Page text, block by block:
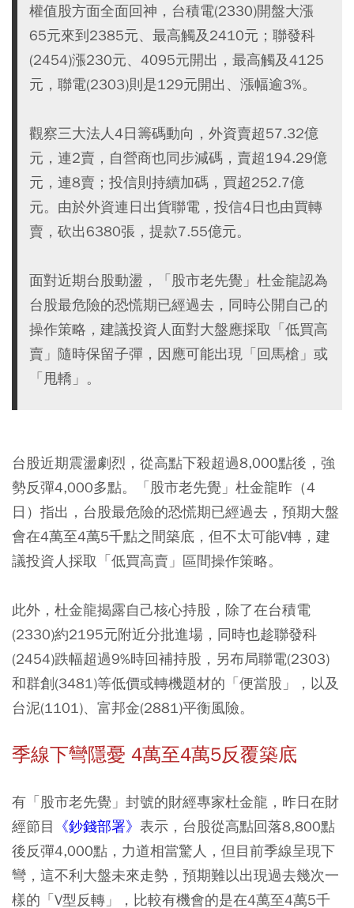
權值股方面全面回神，台積電(2330)開盤大漲
65元來到2385元、最高觸及2410元；聯發科
(2454)漲230元、4095元開出，最高觸及4125
元，聯電(2303)則是129元開出、漲幅逾3%。
觀察三大法人4日籌碼動向，外資賣超57.32億
元，連2賣，自營商也同步減碼，賣超194.29億
元，連8賣；投信則持續加碼，買超252.7億
元。由於外資連日出貨聯電，投信4日也由買轉
賣，砍出6380張，提款7.55億元。
面對近期台股動盪，「股市老先覺」杜金龍認為
台股最危險的恐慌期已經過去，同時公開自己的
操作策略，建議投資人面對大盤應採取「低買高
賣」隨時保留子彈，因應可能出現「回馬槍」或
「甩轎」。
台股近期震盪劇烈，從高點下殺超過8,000點後，強
勢反彈4,000多點。「股市老先覺」杜金龍昨（4
日）指出，台股最危險的恐慌期已經過去，預期大盤
會在4萬至4萬5千點之間築底，但不太可能V轉，建
議投資人採取「低買高賣」區間操作策略。
此外，杜金龍揭露自己核心持股，除了在台積電
(2330)約2195元附近分批進場，同時也趁聯發科
(2454)跌幅超過9%時回補持股，另布局聯電(2303)
和群創(3481)等低價或轉機題材的「便當股」，以及
台泥(1101)、富邦金(2881)平衡風險。
季線下彎隱憂 4萬至4萬5反覆築底
有「股市老先覺」封號的財經專家杜金龍，昨日在財
經節目 《鈔錢部署》 表示，台股從高點回落8,800點
後反彈4,000點，力道相當驚人，但目前季線呈現下
彎，這不利大盤未來走勢，預期難以出現過去幾次一
樣的「V型反轉」，比較有機會的是在4萬至4萬5千